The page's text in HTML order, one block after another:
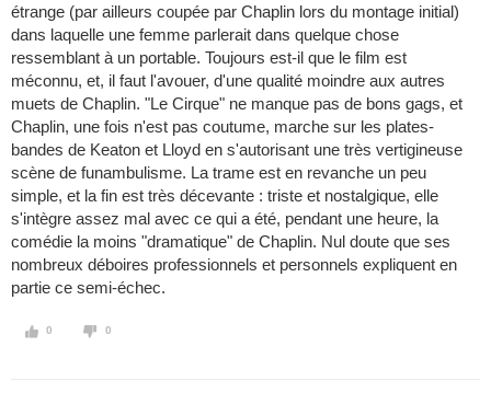
étrange (par ailleurs coupée par Chaplin lors du montage initial)
dans laquelle une femme parlerait dans quelque chose
ressemblant à un portable. Toujours est-il que le film est
méconnu, et, il faut l'avouer, d'une qualité moindre aux autres
muets de Chaplin. "Le Cirque" ne manque pas de bons gags, et
Chaplin, une fois n'est pas coutume, marche sur les plates-
bandes de Keaton et Lloyd en s'autorisant une très vertigineuse
scène de funambulisme. La trame est en revanche un peu
simple, et la fin est très décevante : triste et nostalgique, elle
s'intègre assez mal avec ce qui a été, pendant une heure, la
comédie la moins "dramatique" de Chaplin. Nul doute que ses
nombreux déboires professionnels et personnels expliquent en
partie ce semi-échec.
0 0